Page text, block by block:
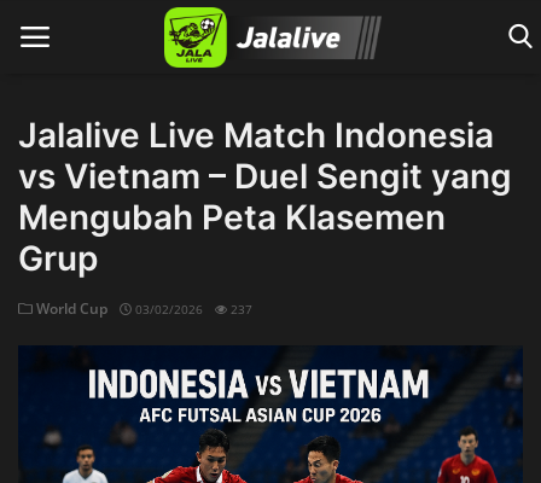
Home
Jalalive Live Match Indonesia
vs Vietnam – Duel Sengit yang
Mengubah Peta Klasemen
Grup
World Cup 03/02/2026 237